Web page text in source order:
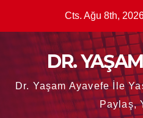
Cts. Ağu 8th,
DR.
Dr. Yaşam Ayavefe İle
Paylaş,